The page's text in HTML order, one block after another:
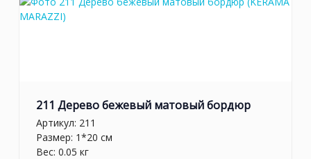
211 Дерево бежевый матовый бордюр
Артикул: 211
Размер: 1*20 см
Вес: 0.05 кг